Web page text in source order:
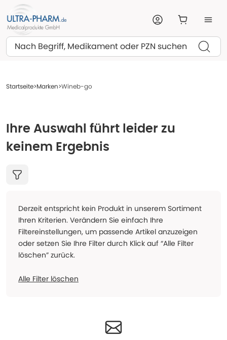
Suchen
Startseite Marken Wineb-go
Ihre Auswahl führt leider zu
keinem Ergebnis
Derzeit entspricht kein Produkt in unserem Sortiment
Ihren Kriterien. Verändern Sie einfach Ihre
Filtereinstellungen, um passende Artikel anzuzeigen
oder setzen Sie Ihre Filter durch Klick auf “Alle Filter
löschen” zurück.
Alle Filter löschen